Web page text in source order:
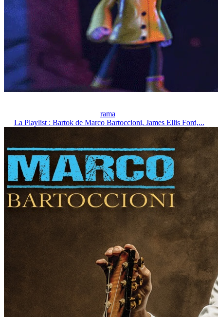
rama
La Playlist : Bartok de Marco Bartoccioni, James Ellis Ford,...